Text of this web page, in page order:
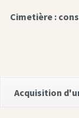
Cimetière :
Acquisition